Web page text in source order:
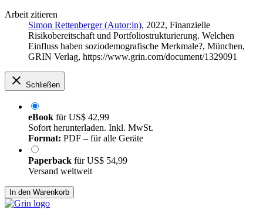
Arbeit zitieren
Simon Rettenberger (Autor:in), 2022, Finanzielle
Risikobereitschaft und Portfoliostrukturierung. Welchen
Einfluss haben soziodemografische Merkmale?, München,
GRIN Verlag, https://www.grin.com/document/1329091
Schließen
eBook fürUS$ 42,99
Sofort herunterladen. Inkl. MwSt.
Format: PDF – für alle Geräte
Paperback fürUS$ 54,99
Versand weltweit
In den Warenkorb